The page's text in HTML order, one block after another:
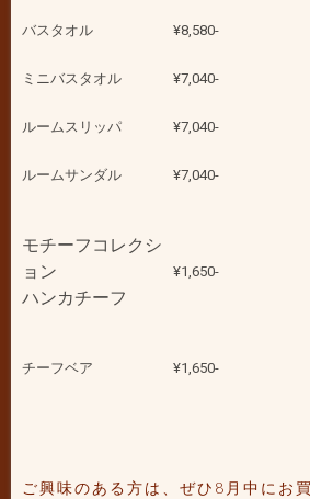
バスタオル ¥8,580-
ミニバスタオル ¥7,040-
ルームスリッパ ¥7,040-
ルームサンダル ¥7,040-
モチーフコレクシ
ョン
ハンカチーフ
¥1,650-
チーフベア ¥1,650-
ご興味のある方は、ぜひ8月中にお